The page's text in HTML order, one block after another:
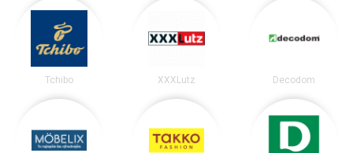
Tchibo XXXLutz Decodom